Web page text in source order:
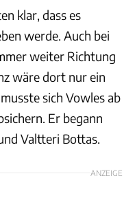
klar, dass es
werde. Auch bei
weiter Richtung
wäre dort nur ein
sich Vowles ab
Er begann
Valtteri Bottas.
ANZEIGE